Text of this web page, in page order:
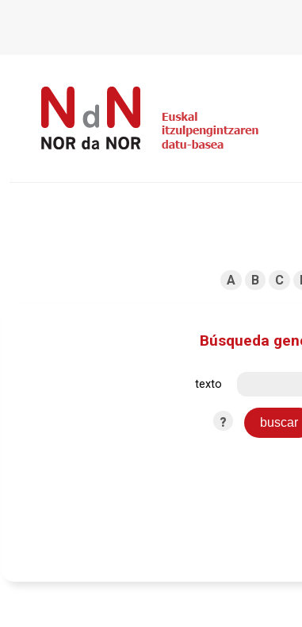
A B C
Búsqueda
texto
?